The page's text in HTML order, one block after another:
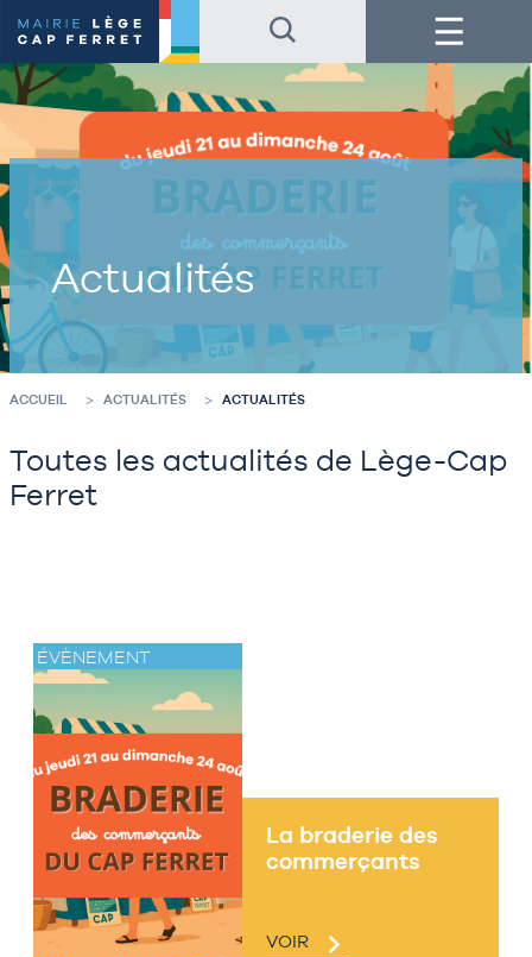
au
contenu
de
la
page
au
pied
de
page
Menu
Actualités
ACCUEIL ACTUALITÉS ACTUALITÉS
Toutes les actualités de Lège-Cap
Ferret
ÉVÈNEMENT
La braderie des
commerçants
VOIR